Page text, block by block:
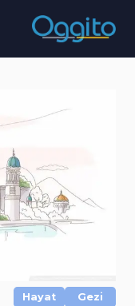
Hayat Gezi